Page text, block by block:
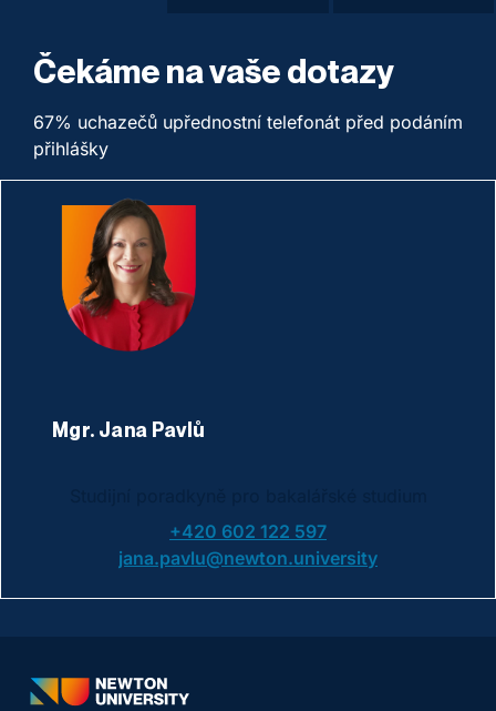
Čekáme na vaše dotazy
67% uchazečů upřednostní telefonát před podáním
přihlášky
Mgr. Jana Pavlů
+420 602 122 597
jana.pavlu@newton.university